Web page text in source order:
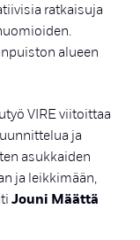
ratkaisuja
alueen
VIRE viitoittaa
ja
asukkaiden
ja leikkimään,
Jouni Määttä